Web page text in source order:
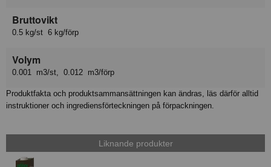
Bruttovikt
0.5 kg/st 6 kg/förp
Volym
0.001 m3/st, 0.012 m3/förp
Produktfakta och produktsammansättningen kan ändras, läs därför alltid
instruktioner och ingrediensförteckningen på förpackningen.
Liknande produkter